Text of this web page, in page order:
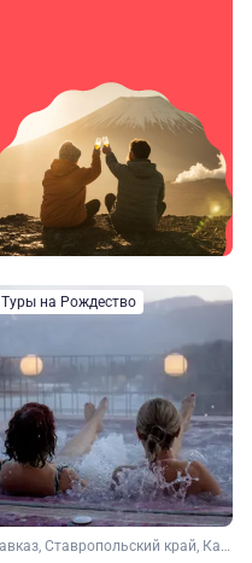
Туры на Рождество
Кавказ, Ставропольский край, Кавказские Минеральные Воды, Домбай, Кабардино-Балкария, Карачаево-Черкесия, Эльбрус